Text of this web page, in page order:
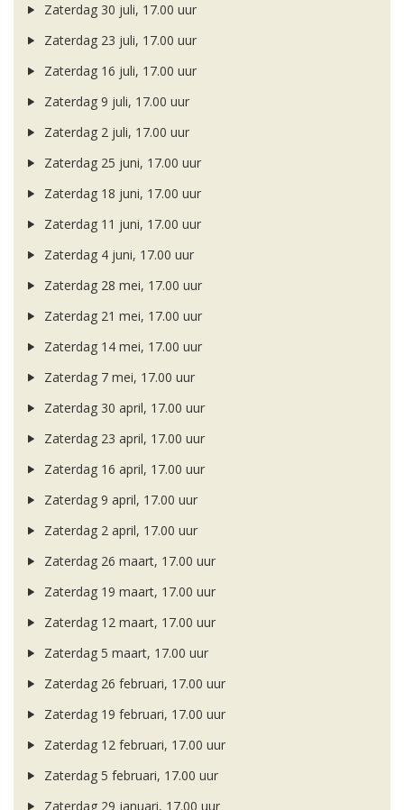
Zaterdag 30 juli, 17.00 uur
Zaterdag 23 juli, 17.00 uur
Zaterdag 16 juli, 17.00 uur
Zaterdag 9 juli, 17.00 uur
Zaterdag 2 juli, 17.00 uur
Zaterdag 25 juni, 17.00 uur
Zaterdag 18 juni, 17.00 uur
Zaterdag 11 juni, 17.00 uur
Zaterdag 4 juni, 17.00 uur
Zaterdag 28 mei, 17.00 uur
Zaterdag 21 mei, 17.00 uur
Zaterdag 14 mei, 17.00 uur
Zaterdag 7 mei, 17.00 uur
Zaterdag 30 april, 17.00 uur
Zaterdag 23 april, 17.00 uur
Zaterdag 16 april, 17.00 uur
Zaterdag 9 april, 17.00 uur
Zaterdag 2 april, 17.00 uur
Zaterdag 26 maart, 17.00 uur
Zaterdag 19 maart, 17.00 uur
Zaterdag 12 maart, 17.00 uur
Zaterdag 5 maart, 17.00 uur
Zaterdag 26 februari, 17.00 uur
Zaterdag 19 februari, 17.00 uur
Zaterdag 12 februari, 17.00 uur
Zaterdag 5 februari, 17.00 uur
Zaterdag 29 januari, 17.00 uur